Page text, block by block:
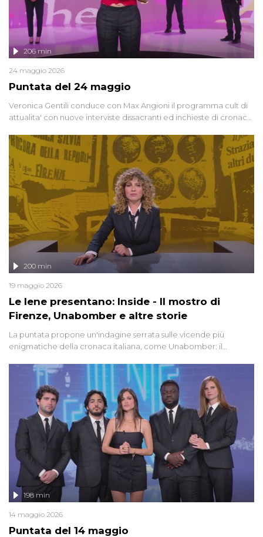
Puntata del 24 maggio
206 min
24 maggio 2026
Veronica Gentili conduce con Max Angioni il programma cult di
attualita' con nuove interviste dissacranti ed inchieste di cronaca
Le Iene presentano: Inside - Il mostro di
Firenze, Unabomber e altre storie
200 min
19 maggio 2026
La puntata propone un'indagine serrata sulle vicende più
enigmatiche della cronaca italiana, come Unabomber: il
'90 e il 2000 che, inquietantemente, potrebbe essere ancora in
libertà. Lo speciale affronta inoltre le zone d'ombra sul Mostro di
Firenze, le cui responsabilità appaiono ancora oggi avvolte in un
groviglio di dubbi mai chiariti. Nel corso dello speciale anche
l'intervista inedita a Olindo Romano, realizzata ne...
Puntata del 14 maggio
198 min
14 maggio 2026